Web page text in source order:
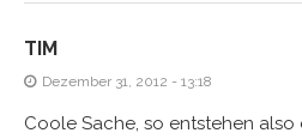
TIM
Dezember 31, 2012 - 13:18
Coole Sache, so entstehen